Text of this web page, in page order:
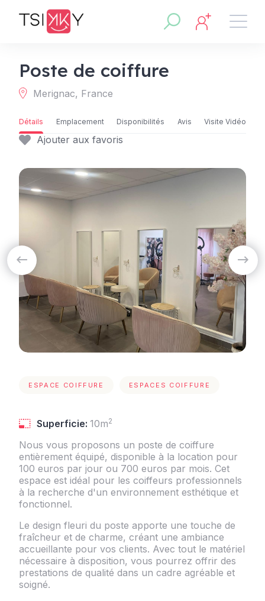
Poste de coiffure
Merignac, France
Ajouter aux favoris
Détails Emplacement Disponibilités Avis Visite Vidéo
ESPACE COIFFURE ESPACES COIFFURE
Superficie: 10m2
Nous vous proposons un poste de coiffure
entièrement équipé, disponible à la location pour
100 euros par jour ou 700 euros par mois. Cet
espace est idéal pour les coiffeurs professionnels
à la recherche d'un environnement esthétique et
fonctionnel.
Le design fleuri du poste apporte une touche de
fraîcheur et de charme, créant une ambiance
accueillante pour vos clients. Avec tout le matériel
nécessaire à disposition, vous pourrez offrir des
prestations de qualité dans un cadre agréable et
soigné.